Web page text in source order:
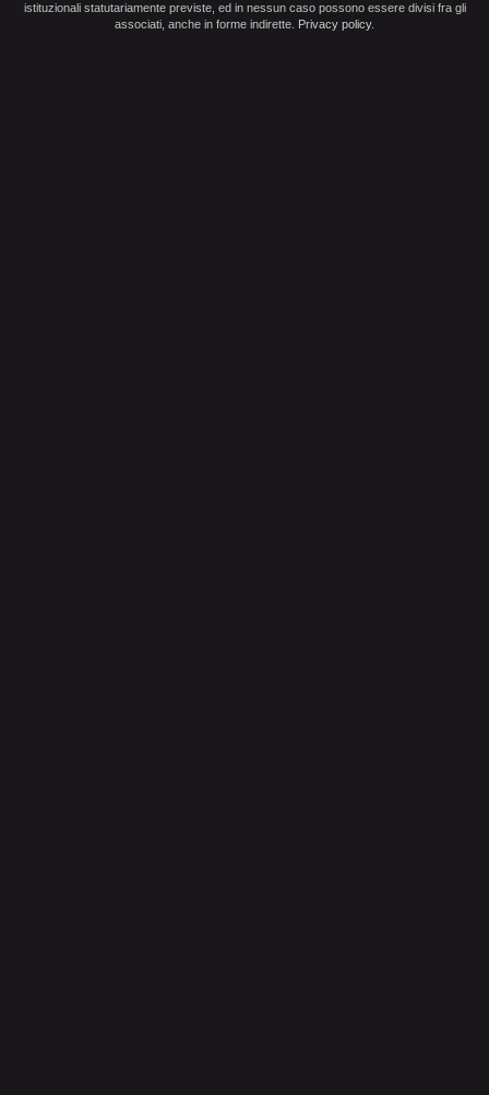
istituzionali statutariamente previste, ed in nessun caso possono essere divisi fra gli
associati, anche in forme indirette.
Privacy policy.